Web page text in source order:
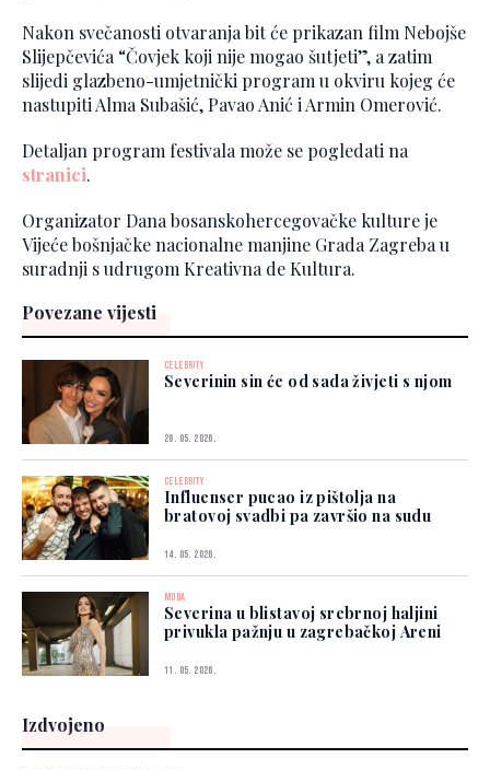
Nakon svečanosti otvaranja bit će prikazan film Nebojše
Slijepčevića “Čovjek koji nije mogao šutjeti”, a zatim
slijedi glazbeno-umjetnički program u okviru kojeg će
nastupiti Alma Subašić, Pavao Anić i Armin Omerović.
Detaljan program festivala može se pogledati na
stranici.
Organizator Dana bosanskohercegovačke kulture je
Vijeće bošnjačke nacionalne manjine Grada Zagreba u
suradnji s udrugom Kreativna de Kultura.
Povezane vijesti
CELEBRITY
Severinin sin će od sada živjeti s njom
26. 05. 2026.
CELEBRITY
Influenser pucao iz pištolja na
bratovoj svadbi pa završio na sudu
14. 05. 2026.
MODA
Severina u blistavoj srebrnoj haljini
privukla pažnju u zagrebačkoj Areni
11. 05. 2026.
Izdvojeno